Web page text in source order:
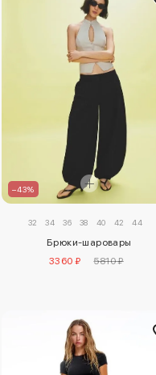
–43%
32 34 36 38 40 42 44
Брюки-шаровары
3360 ₽
5810 ₽